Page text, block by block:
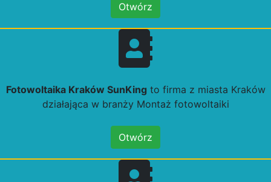
Otwórz
Fotowoltaika Kraków SunKing to firma z miasta Kraków
działająca w branży Montaż fotowoltaiki
Otwórz